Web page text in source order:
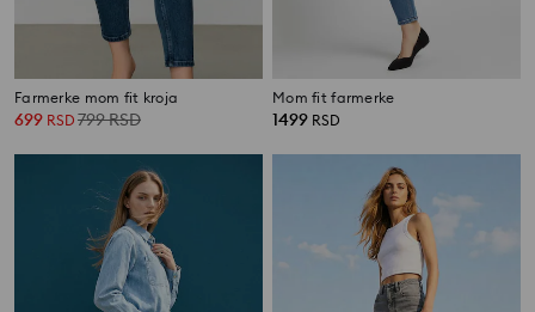
Farmerke mom fit kroja
699 RSD 799RSD
Mom fit farmerke
1499 RSD